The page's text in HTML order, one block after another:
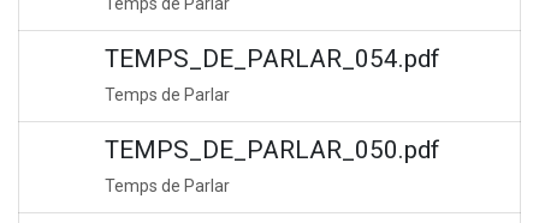
TEMPS_DE_PARLAR_054.pdf
Temps de Parlar
TEMPS_DE_PARLAR_050.pdf
Temps de Parlar